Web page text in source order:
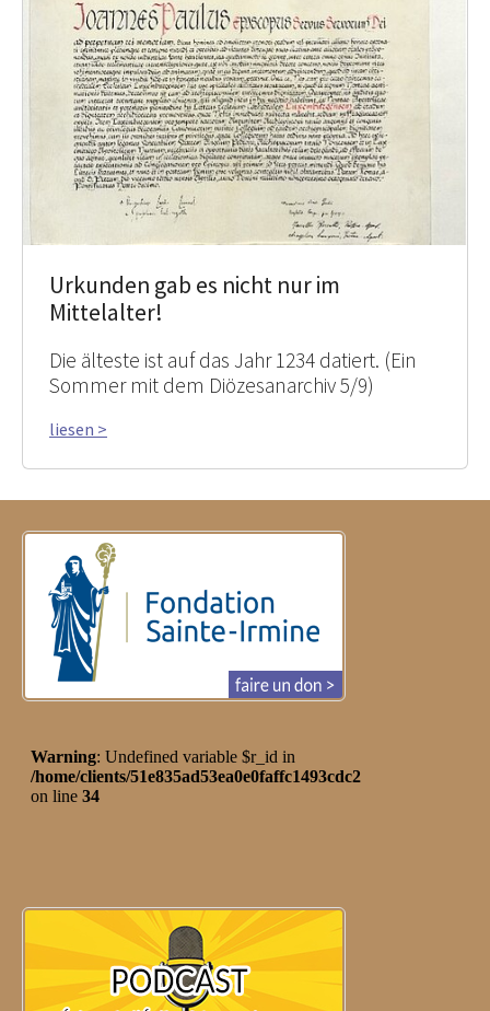
Urkunden gab es nicht nur im
Mittelalter!
Die älteste ist auf das Jahr 1234 datiert. (Ein
Sommer mit dem Diözesanarchiv 5/9)
liesen >